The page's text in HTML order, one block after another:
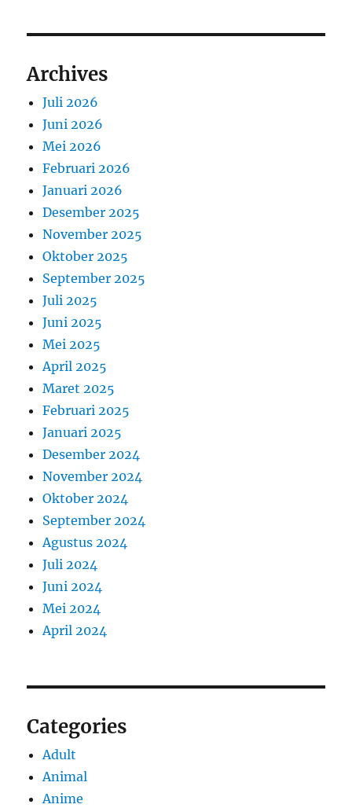
Archives
Juli 2026
Juni 2026
Mei 2026
Februari 2026
Januari 2026
Desember 2025
November 2025
Oktober 2025
September 2025
Juli 2025
Juni 2025
Mei 2025
April 2025
Maret 2025
Februari 2025
Januari 2025
Desember 2024
November 2024
Oktober 2024
September 2024
Agustus 2024
Juli 2024
Juni 2024
Mei 2024
April 2024
Categories
Adult
Animal
Anime